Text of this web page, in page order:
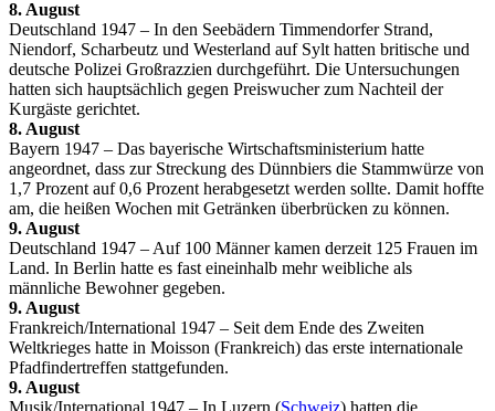
8. August
Deutschland 1947 – In den Seebädern Timmendorfer Strand,
Niendorf, Scharbeutz und Westerland auf Sylt hatten britische und
deutsche Polizei Großrazzien durchgeführt. Die Untersuchungen
hatten sich hauptsächlich gegen Preiswucher zum Nachteil der
Kurgäste gerichtet.
8. August
Bayern 1947 – Das bayerische Wirtschaftsministerium hatte
angeordnet, dass zur Streckung des Dünnbiers die Stammwürze von
1,7 Prozent auf 0,6 Prozent herabgesetzt werden sollte. Damit hoffte
am, die heißen Wochen mit Getränken überbrücken zu können.
9. August
Deutschland 1947 – Auf 100 Männer kamen derzeit 125 Frauen im
Land. In Berlin hatte es fast eineinhalb mehr weibliche als
männliche Bewohner gegeben.
9. August
Frankreich/International 1947 – Seit dem Ende des Zweiten
Weltkrieges hatte in Moisson (Frankreich) das erste internationale
Pfadfindertreffen stattgefunden.
9. August